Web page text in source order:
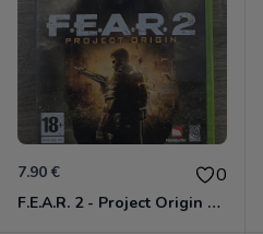
7.90 € 0
F.E.A.R. 2 - Project Origin Xbox 360